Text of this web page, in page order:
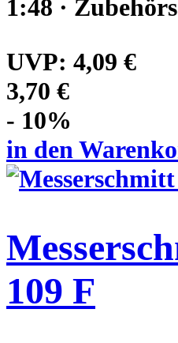
1:48 ·
UVP: 4,09 €
3,70 €
- 10%
in den
109 F